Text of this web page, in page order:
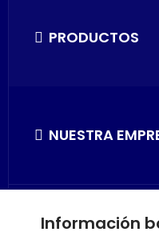
PRODUCTOS
NUESTRA
SU CUENTA
Información